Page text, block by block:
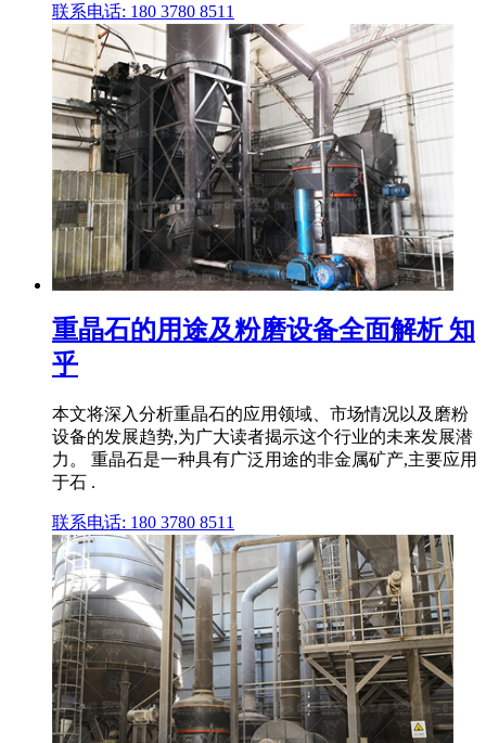
联系电话: 180 3780 8511
重晶石的用途及粉磨设备全面解析 知
乎
本文将深入分析重晶石的应用领域、市场情况以及磨粉
设备的发展趋势,为广大读者揭示这个行业的未来发展潜
力。 重晶石是一种具有广泛用途的非金属矿产,主要应用
于石 .
联系电话: 180 3780 8511